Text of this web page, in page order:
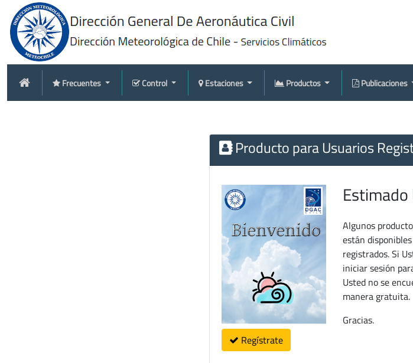
Frecuentes Control Estaciones Productos Publicaciones
Producto para Usuarios
Regístrate
Algunos
están
registrados. Si
iniciar sesión
Usted no se
manera gratuita.
Gracias.